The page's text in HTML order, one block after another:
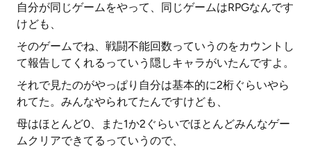
自分が同じゲームをやって、同じゲームはRPGなんです
けども、
そのゲームでね、戦闘不能回数っていうのをカウントし
て報告してくれるっていう隠しキャラがいたんですよ。
それで見たのがやっぱり自分は基本的に2桁ぐらいやら
れてた。みんなやられてたんですけども、
母はほとんど0、また1か2ぐらいでほとんどみんなゲー
ムクリアできてるっていうので、